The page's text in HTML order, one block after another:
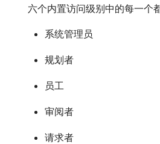
六个内置访问级别中的每一个
系统管理员
规划者
员工
审阅者
请求者